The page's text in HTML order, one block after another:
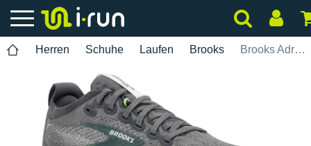
Herren Schuhe Laufen Brooks Brooks Adrenaline GTS 25 Herren